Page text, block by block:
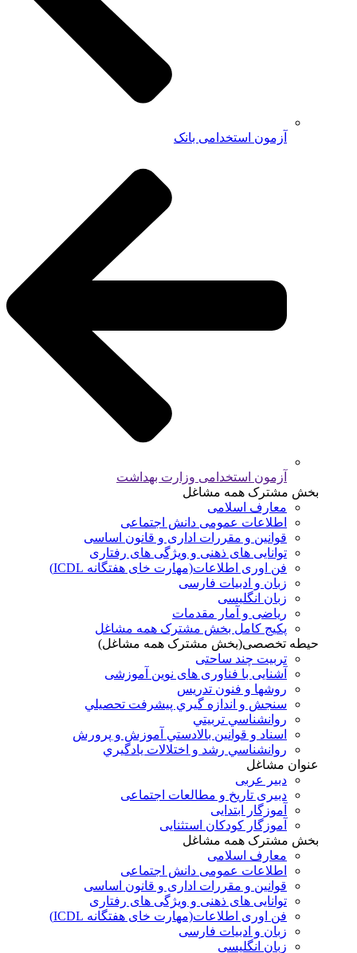
آزمون استخدامی بانک
آزمون استخدامی وزارت بهداشت
بخش مشترک همه مشاغل
معارف اسلامی
اطلاعات عمومی دانش اجتماعی
قوانین و مقررات اداری و قانون اساسی
توانایی های ذهنی و ویژگی های رفتاری
فن اوری اطلاعات(مهارت خای هفتگانه ICDL)
زبان و ادبیات فارسی
زبان انگلیسی
ریاضی و آمار مقدمات
پکیج کامل بخش مشترک همه مشاغل
حیطه تخصصی(بخش مشترک همه مشاغل)
تربیت چند ساحتی
آشنایی با فناوری های نوین آموزشی
روشها و فنون تدريس
سنجش و اندازه گيري پيشرفت تحصيلي
روانشناسي تربيتي
اسناد و قوانين بالادستي آموزش و پرورش
روانشناسي رشد و اختلالات يادگيري
عنوان مشاغل
دبير عربی
دبیری تاریخ و مطالعات اجتماعی
آموزگار ابتدایی
آموزگار کودکان استثنایی
بخش مشترک همه مشاغل
معارف اسلامی
اطلاعات عمومی دانش اجتماعی
قوانین و مقررات اداری و قانون اساسی
توانایی های ذهنی و ویژگی های رفتاری
فن اوری اطلاعات(مهارت خای هفتگانه ICDL)
زبان و ادبیات فارسی
زبان انگلیسی